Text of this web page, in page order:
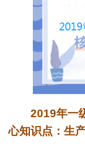
2019年一
心知识点：生